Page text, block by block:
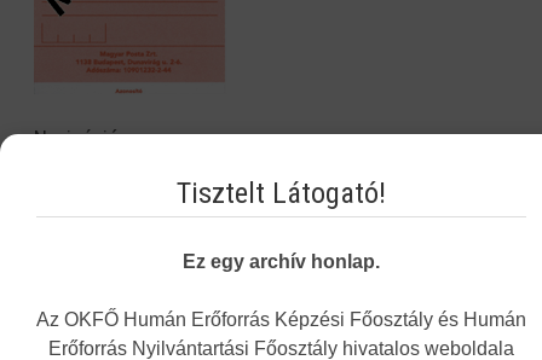
Navigáció
Képzési Központ hírei
Elektronikus nyilvántartási formanyomtatvány
Tisztelt Látogató!
Ez egy archív honlap.
Az OKFŐ Humán Erőforrás Képzési Főosztály és Humán
Erőforrás Nyilvántartási Főosztály hivatalos weboldala